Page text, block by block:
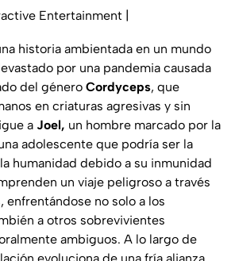
Entertainment
historia ambientada en un mundo
por una pandemia causada
del género Cordyceps, que
en criaturas agresivas y sin
a Joel, un hombre marcado por la
adolescente que podría ser la
humanidad debido a su inmunidad
un viaje peligroso a través
enfrentándose no solo a los
a otros sobrevivientes
ambiguos. A lo largo de